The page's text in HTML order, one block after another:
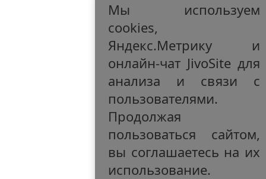
Мы используем
cookies,
Яндекс.Метрику и
онлайн-чат JivoSite для
анализа и связи с
пользователями.
Продолжая
пользоваться сайтом,
вы соглашаетесь на их
использование.